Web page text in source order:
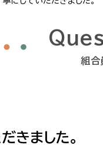
組合
きました。